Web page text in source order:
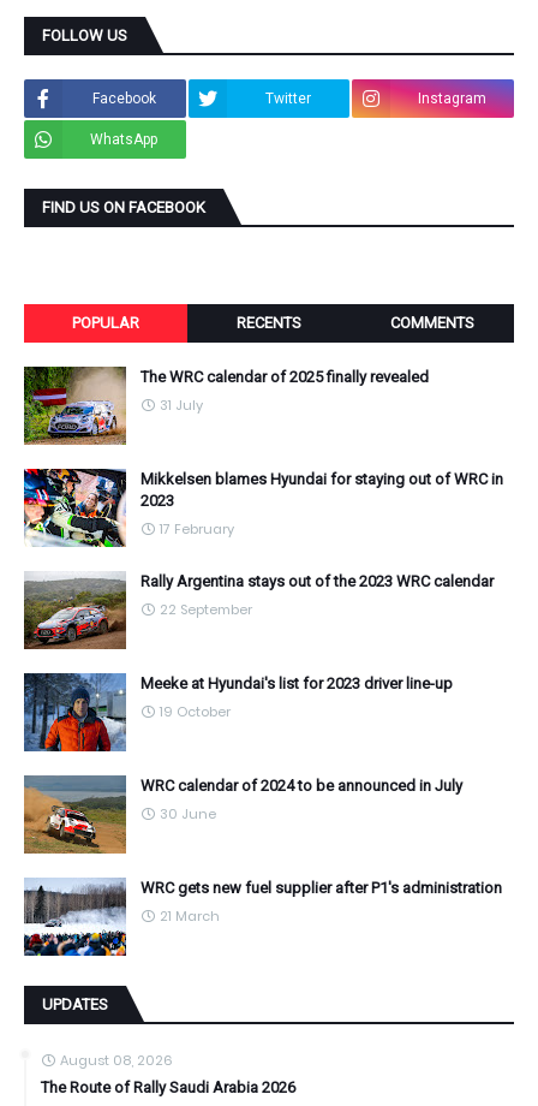
FOLLOW US
Facebook Twitter Instagram
WhatsApp
FIND US ON FACEBOOK
POPULAR RECENTS COMMENTS
The WRC calendar of 2025 finally revealed
31 July
Mikkelsen blames Hyundai for staying out of WRC in
2023
17 February
Rally Argentina stays out of the 2023 WRC calendar
22 September
Meeke at Hyundai's list for 2023 driver line-up
19 October
WRC calendar of 2024 to be announced in July
30 June
WRC gets new fuel supplier after P1's administration
21 March
UPDATES
August 08, 2026
The Route of Rally Saudi Arabia 2026